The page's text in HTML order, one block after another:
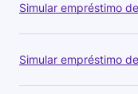
Simular empréstimo
Simular empréstimo